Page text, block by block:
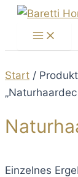
Zum
Main
Start /
Einzelnes